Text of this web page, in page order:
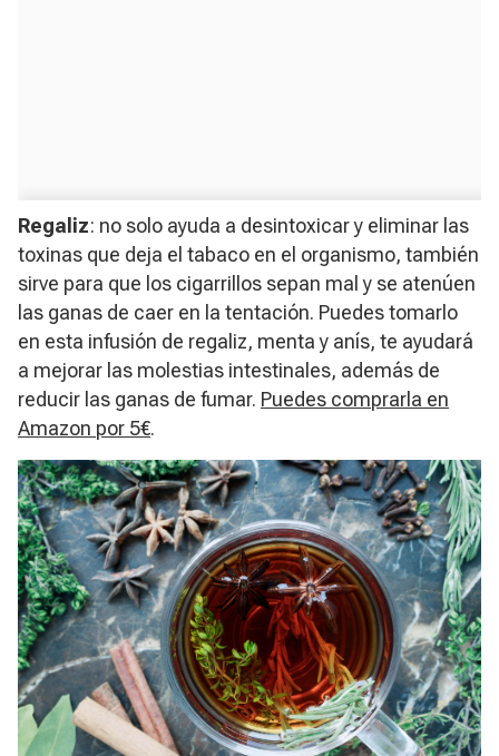
Regaliz: no solo ayuda a desintoxicar y eliminar las
toxinas que deja el tabaco en el organismo, también
sirve para que los cigarrillos sepan mal y se atenúen
las ganas de caer en la tentación. Puedes tomarlo
en esta infusión de regaliz, menta y anís, te ayudará
a mejorar las molestias intestinales, además de
reducir las ganas de fumar. Puedes comprarla en
Amazon por 5€.